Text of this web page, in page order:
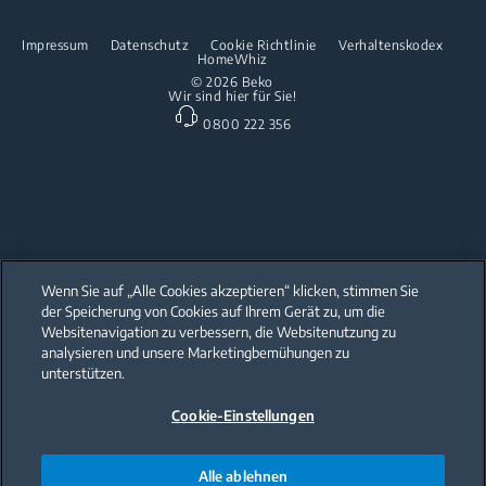
Freistehende Geschirrspüler
Einbau-Geschirrspüler
Partnerschaften
Beko Professional
Reparaturinformationen & Ersatzteile
Garantie
© 2026 Beko
Impressum Datenschutz Cookie Richtlinie
Verhaltenskodex
HomeWhiz
Wir sind hier für Sie!
0800 222 356
Our parent company, Beko has 55,000 employees throughout the world
with its global operations through its subsidiaries in 57 countries and 45
production facilities in 13 countries
(i.e. Türkiye, UK, Italy, Romania, Slovakia, Poland, South Africa, Russia,
Pakistan, India, Bangladesh, Thailand and China).
Beko became the largest white goods company in Europe with its
are home to over 2,300 researchers and hold more than 3,500
international registered patent applications to date.
Wenn Sie auf „Alle Cookies akzeptieren“ klicken, stimmen Sie
der Speicherung von Cookies auf Ihrem Gerät zu, um die
Websitenavigation zu verbessern, die Websitenutzung zu
analysieren und unsere Marketingbemühungen zu
unterstützen.
Cookie-Einstellungen
Alle ablehnen